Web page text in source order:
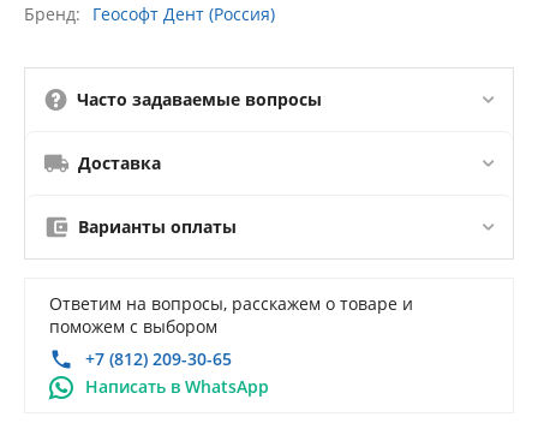
Бренд Геософт Дент (Россия)
Часто задаваемые вопросы
Доставка
Варианты оплаты
Ответим на вопросы, расскажем о товаре и
поможем с выбором
+7 (812) 209-30-65
Написать в WhatsApp